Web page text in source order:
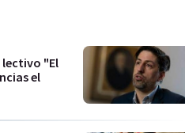
"El
el